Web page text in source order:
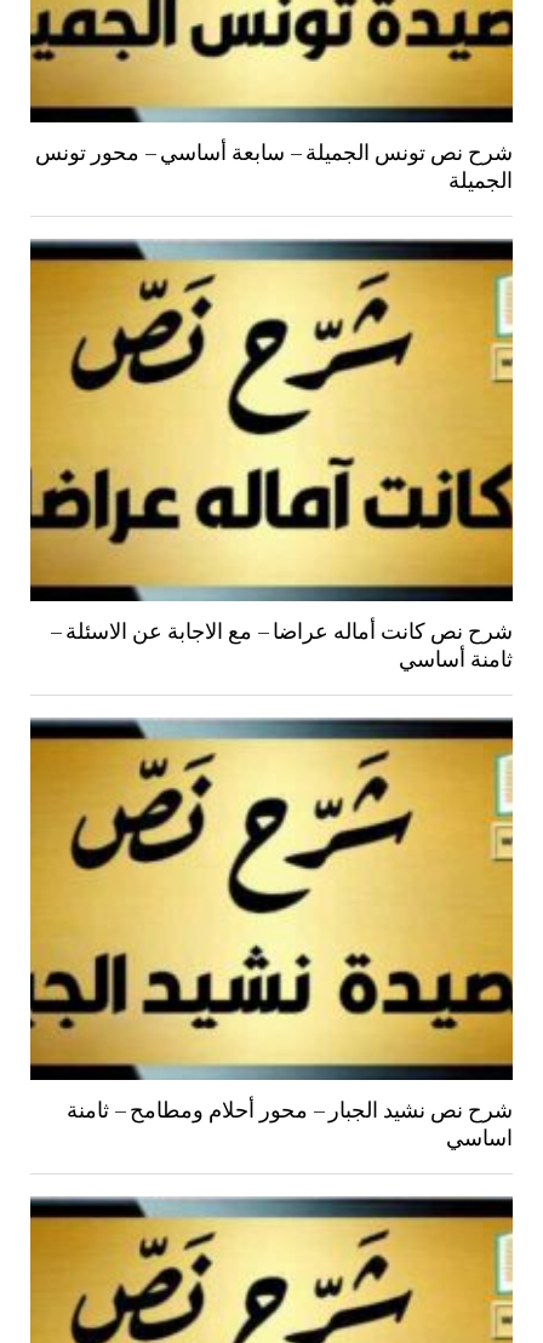
شرح نص تونس الجميلة – سابعة أساسي – محور تونس
الجميلة
شرح نص كانت أماله عراضا – مع الاجابة عن الاسئلة –
ثامنة أساسي
شرح نص نشيد الجبار – محور أحلام ومطامح – ثامنة
اساسي